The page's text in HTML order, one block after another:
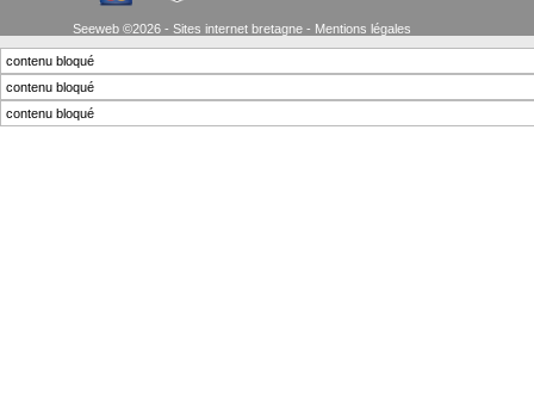
Seeweb ©2026 - Sites internet bretagne - Mentions légales
contenu bloqué
contenu bloqué
contenu bloqué